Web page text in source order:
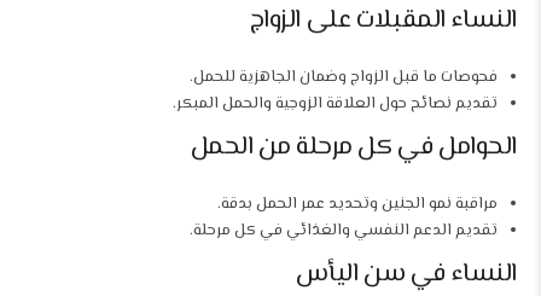
النساء المقبلات على الزواج
فحوصات ما قبل الزواج وضمان الجاهزية للحمل.
تقديم نصائح حول العلاقة الزوجية والحمل المبكر.
الحوامل في كل مرحلة من الحمل
مراقبة نمو الجنين وتحديد عمر الحمل بدقة.
تقديم الدعم النفسي والغذائي في كل مرحلة.
النساء في سن اليأس